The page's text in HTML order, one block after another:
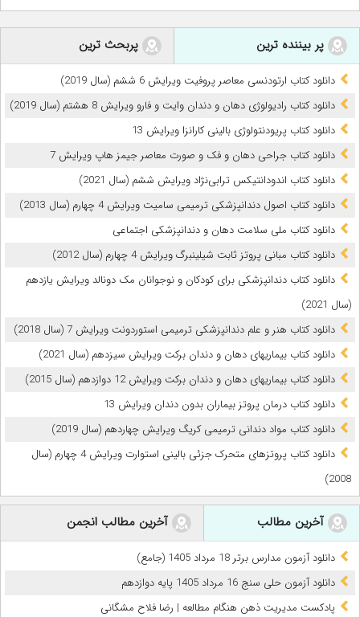
پر بیننده ترین پربحث ترین
دانلود کتاب ارتودنسی معاصر پروفیت ویرایش 6 ششم (سال 2019)
دانلود کتاب رادیولوژی دهان و دندان وایت و فارو ویرایش 8 هشتم (سال 2019)
دانلود کتاب پریودنتولوژی بالینی کارانزا ویرایش 13
دانلود کتاب جراحی دهان و فک و صورت معاصر جیمز هاپ ویرایش 7
دانلود کتاب اندودانتیکس ترابی‌نژاد ویرایش ششم (سال 2021)
دانلود کتاب اصول دندانپزشکی ترمیمی سامیت ویرایش 4 چهارم (سال 2013)
دانلود کتاب ملی سلامت دهان و دندانپزشکی اجتماعی
دانلود کتاب مبانی پروتز ثابت شیلینبرگ ویرایش 4 چهارم (سال 2012)
دانلود کتاب دندانپزشکی برای کودکان و نوجوانان مک دونالد ویرایش یازدهم
(سال 2021)
دانلود کتاب هنر و علم دندانپزشکی ترمیمی استوردونت ویرایش 7 (سال 2018)
دانلود کتاب بیماریهای دهان و دندان برکت ویرایش سیزدهم (سال 2021)
دانلود کتاب بیماریهای دهان و دندان برکت ویرایش 12 دوازدهم (سال 2015)
دانلود کتاب درمان پروتز بیماران بدون دندان ویرایش 13
دانلود کتاب مواد دندانی ترمیمی کریگ ویرایش چهاردهم (سال 2019)
دانلود کتاب پروتزهای متحرک جزئی بالینی استوارت ویرایش 4 چهارم (سال
2008)
آخرین مطالب آخرین مطالب انجمن
دانلود آزمون مدارس برتر 18 مرداد 1405 (جامع)
دانلود آزمون حلی سنج 16 مرداد 1405 پایه دوازدهم
پادکست مدیریت ذهن هنگام مطالعه | رضا فلاح مشگانی